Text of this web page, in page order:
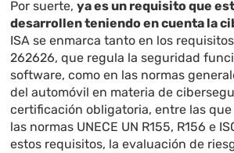
Por suerte,ya es un requisito que
desarrollen teniendo en cuenta la
ISA se enmarca tanto en los
262626, que regula la seguridad
software, como en las normas
del automóvil en materia de
certificación obligatoria, entre las
las normas UNECE UN R155, R156 e
estos requisitos, la evaluación de